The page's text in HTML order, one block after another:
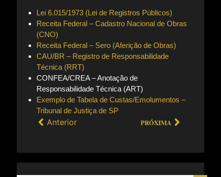
Lei 6.015/1973 (Lei de Registros Públicos)
Receita Federal – Cadastro Nacional de Obras
(CNO)
Receita Federal – Sero (Aferição de Obras)
CAU/BR – Registro de Responsabilidade
Técnica (RRT)
CONFEA/CREA – Anotação de
Responsabilidade Técnica (ART)
Exemplo de Tabela de Custas/Emolumentos –
Tribunal de Justiça de SP
Anterior PRÓXIMA